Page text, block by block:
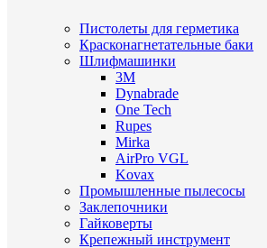
Пистолеты для герметика
Красконагнетательные баки
Шлифмашинки
3M
Dynabrade
One Tech
Rupes
Mirka
AirPro VGL
Kovax
Промышленные пылесосы
Заклепочники
Гайковерты
Крепежный инструмент